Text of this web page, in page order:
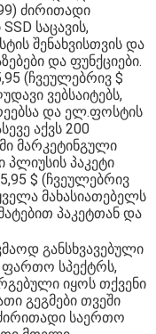
ძირითადი
საცავის,
შენახვისთვის და
და ფუნქციები.
(ჩვეულებრივ $
ვებსაიტებს,
და ელ.ფოსტის
აქვს 200
მარკეტინგული
პლიუსის პაკეტი
$ (ჩვეულებრივ
მახასიათებელს
პაკეტთან და
განსხვავებული
ფართო სპექტრს,
იყოს თქვენი
გეგმები თვეში
საერთო